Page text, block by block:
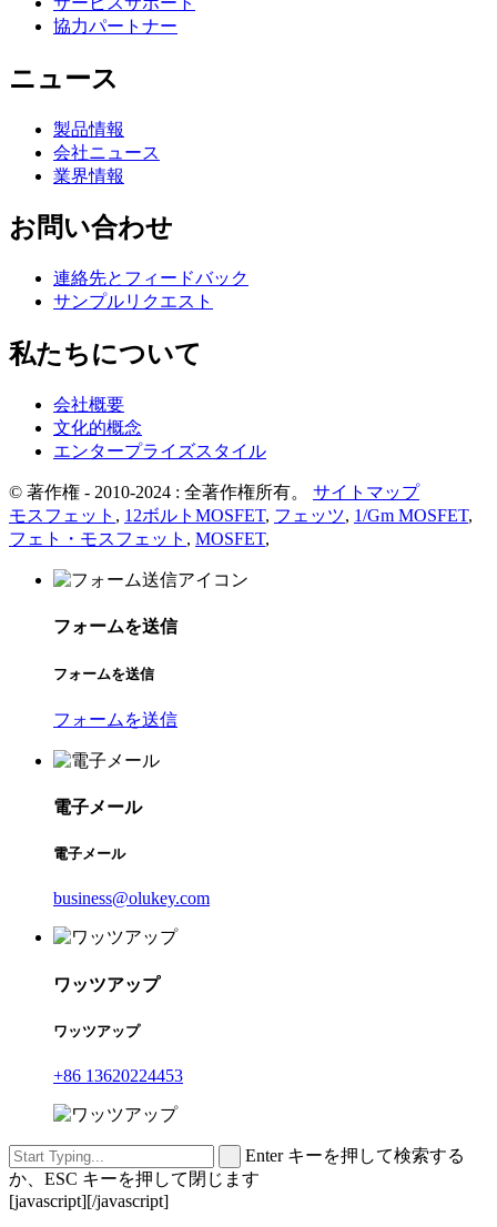
協力パートナー
ニュース
製品情報
会社ニュース
業界情報
お問い合わせ
連絡先とフィードバック
サンプルリクエスト
私たちについて
会社概要
文化的概念
エンタープライズスタイル
© 著作権 - 2010-2024 : 全著作権所有。
サイトマップ
モスフェット , 12ボルトMOSFET, フェッツ, 1/Gm MOSFET,
フェト・モスフェット , MOSFET,
フォームを送信
フォームを送信
フォームを送信
電子メール
電子メール
business@olukey.com
ワッツアップ
ワッツアップ
+86 13620224453
Enter キーを押して検索する
か、ESC キーを押して閉じます
[javascript][/javascript]